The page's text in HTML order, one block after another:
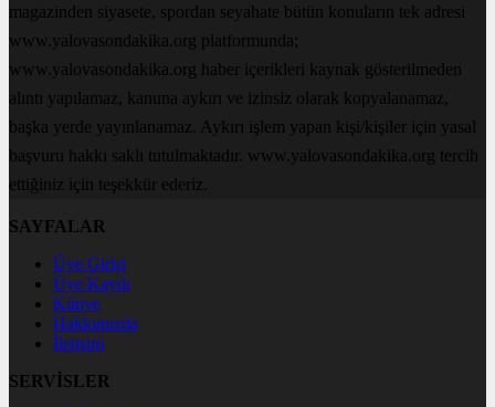
magazinden siyasete, spordan seyahate bütün konuların tek adresi
www.yalovasondakika.org platformunda;
www.yalovasondakika.org haber içerikleri kaynak gösterilmeden
alıntı yapılamaz, kanuna aykırı ve izinsiz olarak kopyalanamaz,
başka yerde yayınlanamaz. Aykırı işlem yapan kişi/kişiler için yasal
başvuru hakkı saklı tutulmaktadır. www.yalovasondakika.org tercih
ettiğiniz için teşekkür ederiz.
SAYFALAR
Üye Girişi
Üye Kaydı
Künye
Hakkımızda
İletişim
SERVİSLER